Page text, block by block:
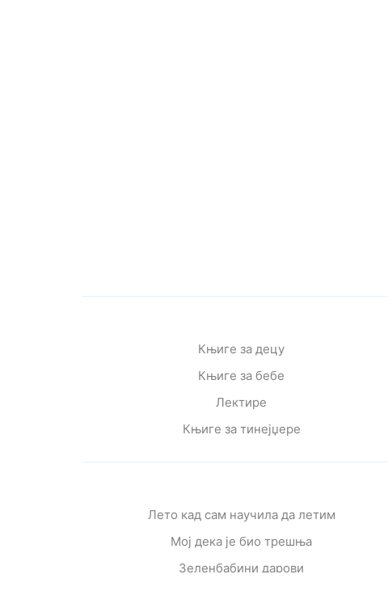
Књиге за децу
Књиге за бебе
Лектире
Књиге за тинејџере
Лето кад сам научила да летим
Мој дека је био трешња
Зеленбабини дарови